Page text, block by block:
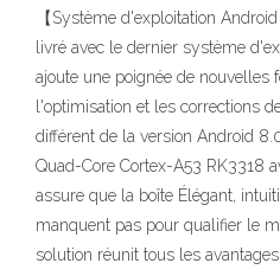
【Système d'exploitation
livré avec le dernier système
ajoute une poignée de nouvelles
l'optimisation et les corrections
différent de la version Android
Quad-Core Cortex-A53 RK3318
assure que la boîte Élégant,
manquent pas pour qualifier le
solution réunit tous les